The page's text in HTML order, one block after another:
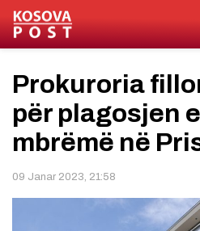
Prokuroria
për plagosjen
mbrëmë në
09 Janar 2023, 21:58